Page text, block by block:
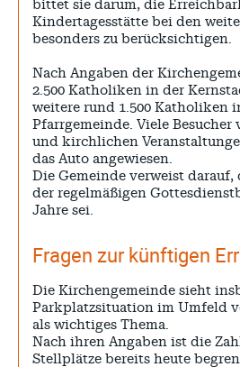
SPENDEN
KONTAKT
Archive
August 2026
Juli 2026
Juni 2026
Mai 2026
April 2026
Februar 2026
Januar 2026
bittet sie darum, die
Kindertagesstätte bei den
besonders zu berücksichtigen.
Nach Angaben der
2.500 Katholiken in der
weitere rund 1.500 Katholiken
Pfarrgemeinde. Viele Besucher
und kirchlichen
das Auto angewiesen.
Die Gemeinde verweist darauf,
der regelmäßigen
Jahre sei.
Fragen zur künftigen
Die Kirchengemeinde sieht
Parkplatzsituation im Umfeld
als wichtiges Thema.
Nach ihren Angaben ist die
Stellplätze bereits heute